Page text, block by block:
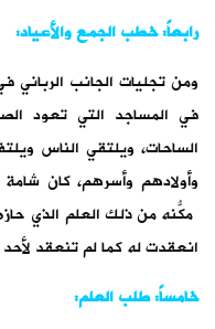
رابعاً: خطب الجمع والأعياد:
ومن تجليات الجانب
في المساجد التي تعود
الساحات، ويلتقي الناس
وأولادهم وأسرهم، كان
مكّنه من ذلك العلمُ الذي
انعقدت له كما لم تنعقد
خامساً: طلب العلم: